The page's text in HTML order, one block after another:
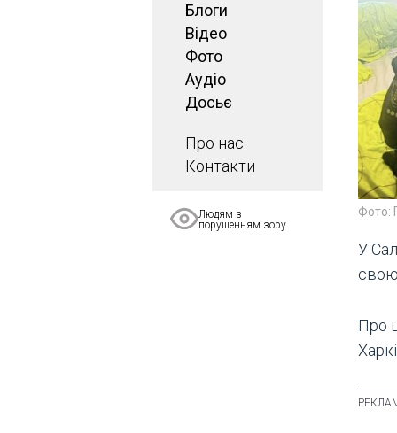
Блоги
Відео
Фото
Аудіо
Досьє
Про нас
Контакти
Людям з
порушенням зору
Фото:
У
Про